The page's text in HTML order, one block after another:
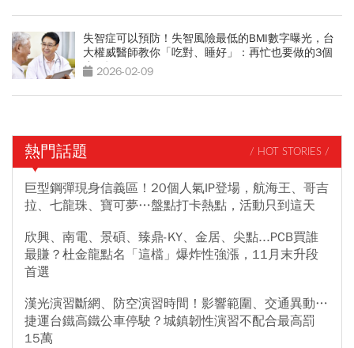
失智症可以預防！失智風險最低的BMI數字曝光，台
大權威醫師教你「吃對、睡好」：再忙也要做的3個
小習慣
2026-02-09
熱門話題 / HOT STORIES /
巨型鋼彈現身信義區！20個人氣IP登場，航海王、哥吉
拉、七龍珠、寶可夢…盤點打卡熱點，活動只到這天
欣興、南電、景碩、臻鼎-KY、金居、尖點...PCB買誰
最賺？杜金龍點名「這檔」爆炸性強漲，11月末升段
首選
漢光演習斷網、防空演習時間！影響範圍、交通異動…
捷運台鐵高鐵公車停駛？城鎮韌性演習不配合最高罰
15萬